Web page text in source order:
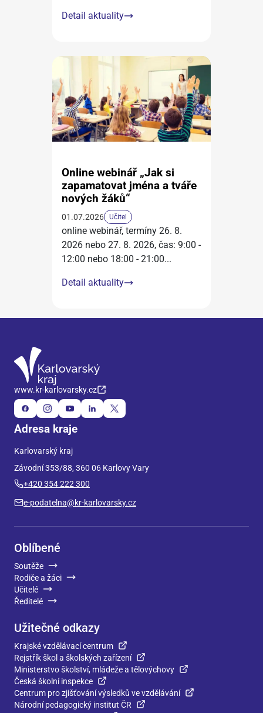
Detail aktuality
Online webinář „Jak si
zapamatovat jména a tváře
nových žáků“
01.07.2026 Učitel
online webinář, termíny 26. 8.
2026 nebo 27. 8. 2026, čas: 9:00 -
12:00 nebo 18:00 - 21:00...
Detail aktuality
www.kr-karlovarsky.cz
Adresa kraje
Karlovarský kraj
Závodní 353/88, 360 06 Karlovy Vary
+420 354 222 300
e-podatelna@kr-karlovarsky.cz
Oblíbené
Soutěže
Rodiče a žáci
Učitelé
Ředitelé
Užitečné odkazy
Krajské vzdělávací centrum
Rejstřík škol a školských zařízení
Ministerstvo školství, mládeže a tělovýchovy
Česká školní inspekce
Centrum pro zjišťování výsledků ve vzdělávání
Národní pedagogický institut ČR